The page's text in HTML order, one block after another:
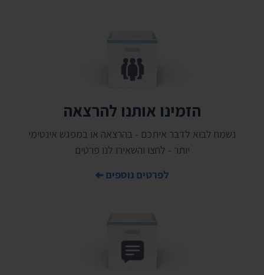
הזמינו אותנו להרצאה
נשמח לבוא לדבר איתכם - בהרצאה או במפגש אינטימי
יותר - לחצו והשאירו לנו פרטים
לפרטים נוספים